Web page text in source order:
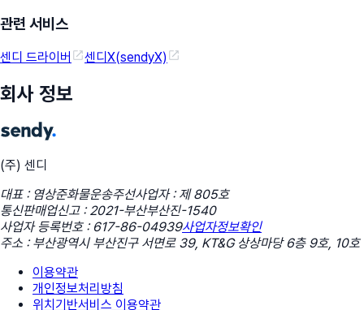
관련 서비스
센디 드라이버 센디X(sendyX)
회사 정보
(주) 센디
대표 : 염상준화물운송주선사업자 : 제 805호
통신판매업신고 : 2021-부산부산진-1540
사업자 등록번호 : 617-86-04939사업자정보확인
주소 : 부산광역시 부산진구 서면로 39, KT&G 상상마당 6층 9호, 10호
이용약관
개인정보처리방침
위치기반서비스 이용약관